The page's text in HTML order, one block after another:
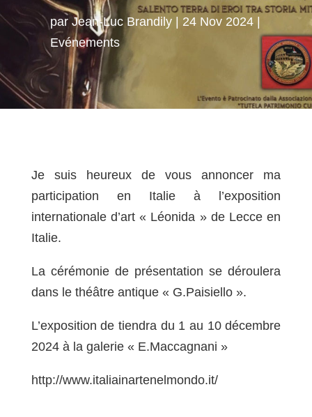
par Jean-Luc Brandily
24 Nov 2024
Evénements
Je suis heureux de vous annoncer ma
participation en Italie à l’exposition
internationale d’art « Léonida » de Lecce en
Italie.
La cérémonie de présentation se déroulera
dans le théâtre antique « G.Paisiello ».
L’exposition de tiendra du 1 au 10 décembre
2024 à la galerie « E.Maccagnani »
http://www.italiainartenelmondo.it/